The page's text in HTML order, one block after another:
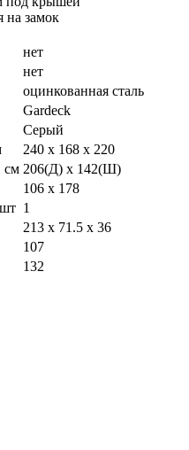
на замок
нет
нет
оцинкованная сталь
Gardeck
Cерый
240 х 168 х 220
см 206(Д) x 142(Ш)
106 x 178
1
213 х 71.5 х 36
107
132